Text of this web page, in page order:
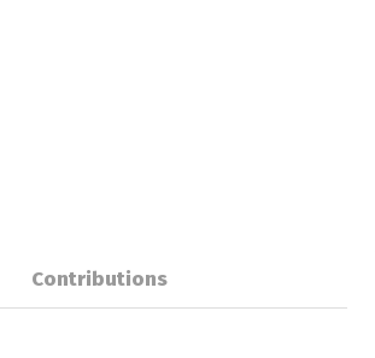
Contributions